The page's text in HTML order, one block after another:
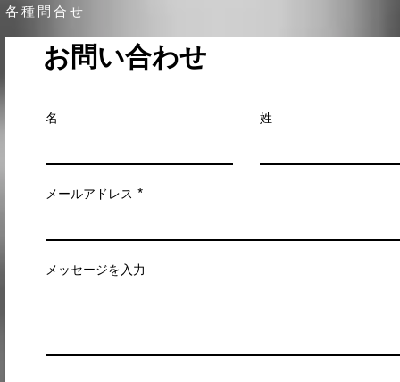
各種問合せ
お問い合わせ
名 姓
メールアドレス
メッセージを入力